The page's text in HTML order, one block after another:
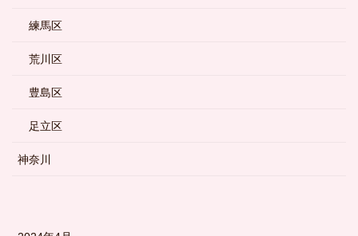
練馬区
荒川区
豊島区
足立区
神奈川